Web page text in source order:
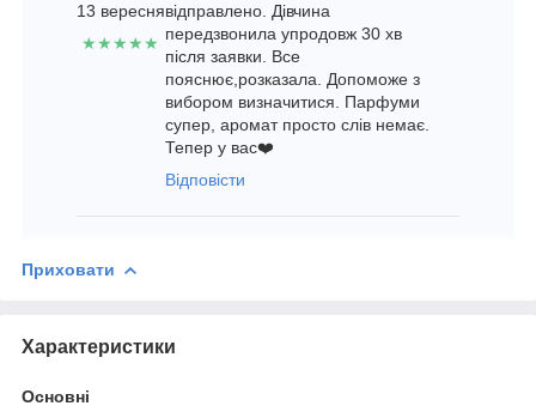
13 вересня
★★★★★
відправлено. Дівчина
передзвонила упродовж 30 хв
після заявки. Все
пояснює,розказала. Допоможе з
вибором визначитися. Парфуми
супер, аромат просто слів немає.
Тепер у вас❤️
Відповісти
Приховати
Характеристики
Основні